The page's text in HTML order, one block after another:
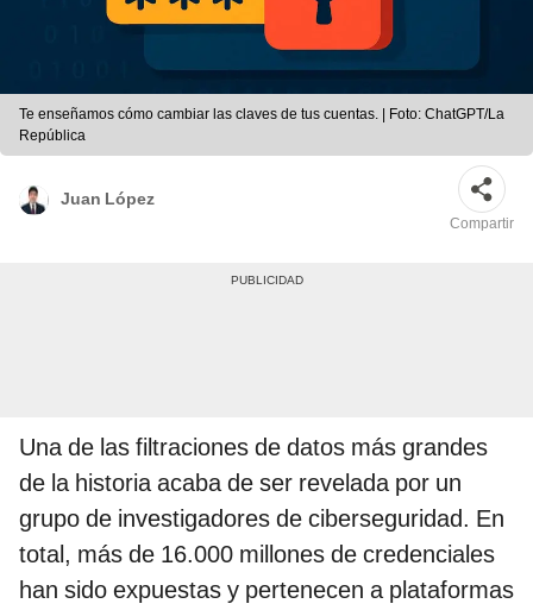
Te enseñamos cómo cambiar las claves de tus cuentas. | Foto: ChatGPT/La
República
Juan López
Compartir
Una de las filtraciones de datos más grandes
de la historia acaba de ser revelada por un
grupo de investigadores de ciberseguridad. En
total, más de 16.000 millones de credenciales
han sido expuestas y pertenecen a plataformas